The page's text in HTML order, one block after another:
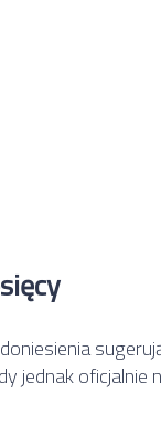
jednak oficjalnie